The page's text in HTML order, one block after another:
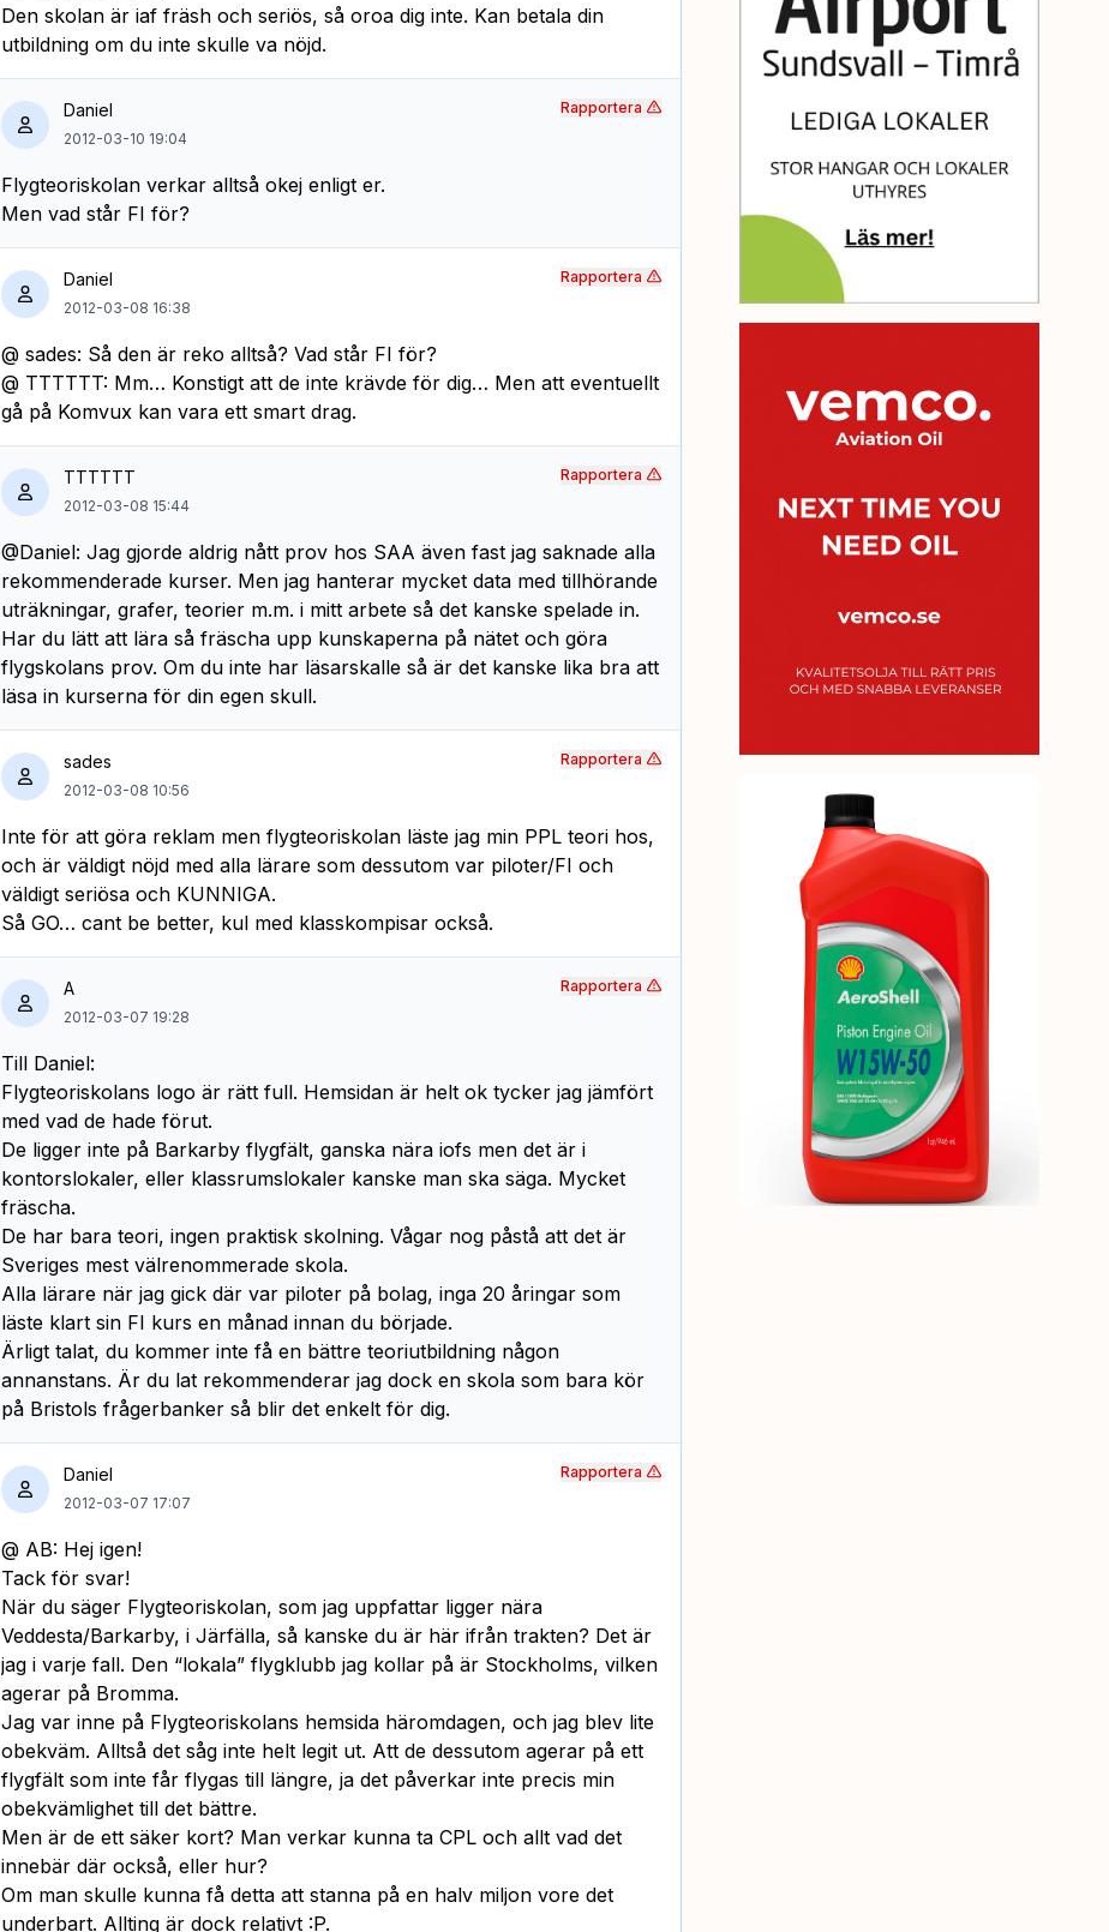
Den skolan är iaf fräsh och seriös, så oroa dig inte. Kan betala din
utbildning om du inte skulle va nöjd.
Daniel
2012-03-10 19:04
Flygteoriskolan verkar alltså okej enligt er.
Men vad står FI för?
Rapportera
Daniel
2012-03-08 16:38
@ sades: Så den är reko alltså? Vad står FI för?
@ TTTTTT: Mm… Konstigt att de inte krävde för dig… Men att eventuellt
gå på Komvux kan vara ett smart drag.
Rapportera
TTTTTT
2012-03-08 15:44
@Daniel: Jag gjorde aldrig nått prov hos SAA även fast jag saknade alla
rekommenderade kurser. Men jag hanterar mycket data med tillhörande
uträkningar, grafer, teorier m.m. i mitt arbete så det kanske spelade in.
Har du lätt att lära så fräscha upp kunskaperna på nätet och göra
flygskolans prov. Om du inte har läsarskalle så är det kanske lika bra att
läsa in kurserna för din egen skull.
Rapportera
sades
2012-03-08 10:56
Inte för att göra reklam men flygteoriskolan läste jag min PPL teori hos,
och är väldigt nöjd med alla lärare som dessutom var piloter/FI och
väldigt seriösa och KUNNIGA.
Så GO… cant be better, kul med klasskompisar också.
Rapportera
A
2012-03-07 19:28
Till Daniel:
Flygteoriskolans logo är rätt full. Hemsidan är helt ok tycker jag jämfört
med vad de hade förut.
De ligger inte på Barkarby flygfält, ganska nära iofs men det är i
kontorslokaler, eller klassrumslokaler kanske man ska säga. Mycket
fräscha.
De har bara teori, ingen praktisk skolning. Vågar nog påstå att det är
Sveriges mest välrenommerade skola.
Alla lärare när jag gick där var piloter på bolag, inga 20 åringar som
läste klart sin FI kurs en månad innan du började.
Ärligt talat, du kommer inte få en bättre teoriutbildning någon
annanstans. Är du lat rekommenderar jag dock en skola som bara kör
på Bristols frågerbanker så blir det enkelt för dig.
Rapportera
Daniel
2012-03-07 17:07
@ AB: Hej igen!
Tack för svar!
När du säger Flygteoriskolan, som jag uppfattar ligger nära
Veddesta/Barkarby, i Järfälla, så kanske du är här ifrån trakten? Det är
jag i varje fall. Den “lokala” flygklubb jag kollar på är Stockholms, vilken
agerar på Bromma.
Jag var inne på Flygteoriskolans hemsida häromdagen, och jag blev lite
obekväm. Alltså det såg inte helt legit ut. Att de dessutom agerar på ett
flygfält som inte får flygas till längre, ja det påverkar inte precis min
obekvämlighet till det bättre.
Men är de ett säker kort? Man verkar kunna ta CPL och allt vad det
innebär där också, eller hur?
Om man skulle kunna få detta att stanna på en halv miljon vore det
underbart. Allting är dock relativt :P.
Rapportera